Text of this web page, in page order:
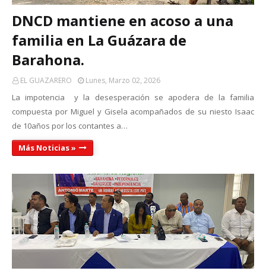
DNCD mantiene en acoso a una
familia en La Guázara de
Barahona.
EL GUAZARERO Lunes, Marzo 02, 2026
La impotencia y la desesperación se apodera de la familia
compuesta por Miguel y Gisela acompañados de su niesto Isaac
de 10años por los contantes a…
Más Noticias »